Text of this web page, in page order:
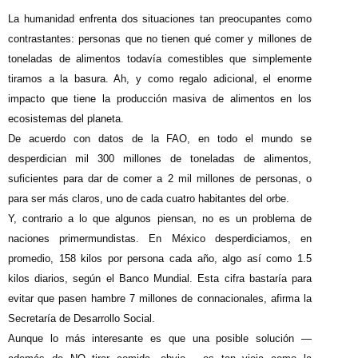
La humanidad enfrenta dos situaciones tan preocupantes como
contrastantes: personas que no tienen qué comer y millones de
toneladas de alimentos todavía comestibles que simplemente
tiramos a la basura. Ah, y como regalo adicional, el enorme
impacto que tiene la producción masiva de alimentos en los
ecosistemas del planeta.
De acuerdo con datos de la FAO, en todo el mundo se
desperdician mil 300 millones de toneladas de alimentos,
suficientes para dar de comer a 2 mil millones de personas, o
para ser más claros, uno de cada cuatro habitantes del orbe.
Y, contrario a lo que algunos piensan, no es un problema de
naciones primermundistas. En México desperdiciamos, en
promedio, 158 kilos por persona cada año, algo así como 1.5
kilos diarios, según el Banco Mundial. Esta cifra bastaría para
evitar que pasen hambre 7 millones de connacionales, afirma la
Secretaría de Desarrollo Social.
Aunque lo más interesante es que una posible solución —